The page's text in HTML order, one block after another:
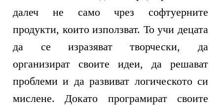
далеч не само чрез софтуерните
продукти, които използват. То учи децата
да се изразяват творчески, да
организират своите идеи, да решават
проблеми и да развиват логическото си
мислене. Докато програмират своите